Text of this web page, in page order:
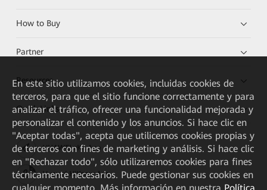
How to Buy
Partner
Resources
Quick Links
HUAWEI eKit App
Huawei HiKnow App
En este sitio utilizamos cookies, incluidas cookies de
terceros, para que el sitio funcione correctamente y para
analizar el tráfico, ofrecer una funcionalidad mejorada y
personalizar el contenido y los anuncios. Si hace clic en
"Aceptar todas", acepta que utilicemos cookies propias y
de terceros con fines de marketing y análisis. Si hace clic
en "Rechazar todo", sólo utilizaremos cookies para fines
técnicamente necesarios. Puede gestionar sus cookies en